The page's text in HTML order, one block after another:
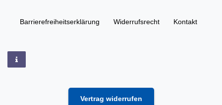
Barrierefreiheitserklärung Widerrufs­recht Kontakt
Vertrag widerrufen